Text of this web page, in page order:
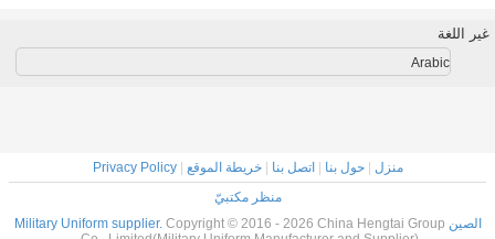
Uniform
حول بنا| اتصل بنا |خريطة الموقع|
Privacy Policy
منظر مكتبيّ
Copyright © 2016 - 2026 China Hengtai